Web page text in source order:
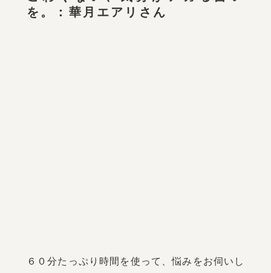
を。：華月エアリさん
６０分たっぷり時間を使って、悩みをお伺いし